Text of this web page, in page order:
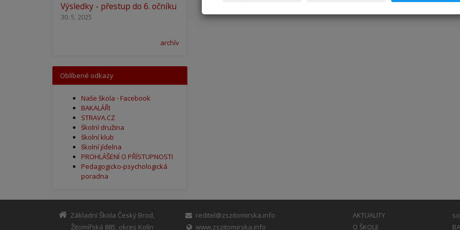
Výsledky - přestup do 6. očníku
30. 5. 2025
archív
Oblíbené odkazy
Naše škola - Facebook
BAKALÁŘI
STRAVA.CZ
školní družina
školní klub
školní jídelna
PROHLÁŠENÍ O PŘÍSTUPNOSTI
Pedagogicko-psychologická
poradna
Základní Škola Český Brod,
Žitomířská 885, okres Kolín
reditel@zszitomirska.info
www.zszitomirska.info
AKTUALITY
O ŠKOLE